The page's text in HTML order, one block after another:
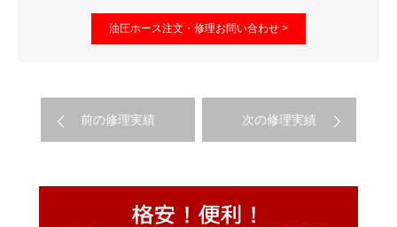
油圧ホース注文・修理お問い合わせ >
前の修理実績 次の修理実績